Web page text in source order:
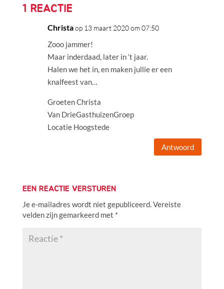
1 REACTIE
Christaop 13 maart 2020 om 07:50
Zooo jammer!
Maar inderdaad, later in ‘t jaar.
Halen we het in, en maken jullie er een
knalfeest van…
Groeten Christa
Van DrieGasthuizenGroep
Locatie Hoogstede
Antwoord
EEN REACTIE VERSTUREN
Je e-mailadres wordt niet gepubliceerd.Vereiste
velden zijn gemarkeerd met *